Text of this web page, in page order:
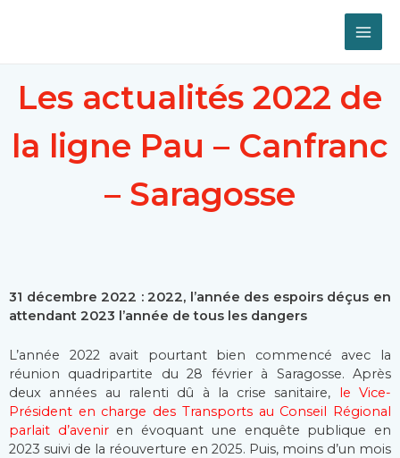
Les actualités 2022 de
la ligne Pau – Canfranc
– Saragosse
31 décembre 2022 : 2022, l’année des espoirs déçus en
attendant 2023 l’année de tous les dangers
L’année 2022 avait pourtant bien commencé avec la
réunion quadripartite du 28 février à Saragosse. Après
deux années au ralenti dû à la crise sanitaire, le Vice-
Président en charge des Transports au Conseil Régional
parlait d’aveniren évoquant une enquête publique en
2023 suivi de la réouverture en 2025. Puis, moins d’un mois